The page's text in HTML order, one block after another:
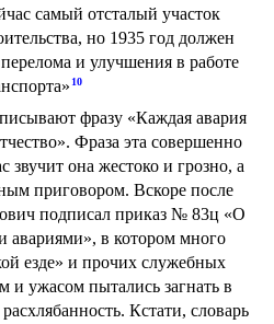
самый отсталый участок
но 1935 год должен
и улучшения в работе
10
фразу «Каждая авария
Фраза эта совершенно
звучит она жестоко и грозно, а
приговором. Вскоре после
подписал приказ № 83ц «О
авариями», в котором много
езде» и прочих служебных
и ужасом пытались загнать в
Кстати, словарь